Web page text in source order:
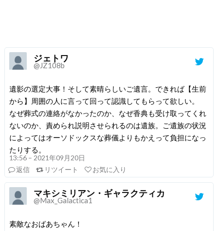
ジェトワ
@JZ108b
遺影の選定大事！そして素晴らしいご遺言。できれば【生前
から】周囲の人に言って回って認識してもらって欲しい。
なぜ葬式の連絡がなかったのか、なぜ香典も受け取ってくれ
ないのか、責められ説明させられるのは遺族。ご遺族の状況
によってはオーソドックスな葬儀よりもかえって負担になっ
たりする。
13:56 – 2021年09月20日
返信
リツイート お気に入り
マキシミリアン・ギャラクティカ
@Max_Galactica1
素敵なおばあちゃん！